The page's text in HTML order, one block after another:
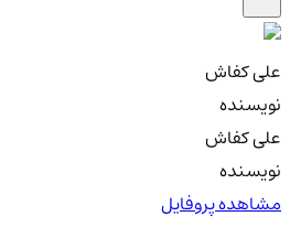
علی کفاش
نویسنده
علی کفاش
نویسنده
مشاهده پروفایل